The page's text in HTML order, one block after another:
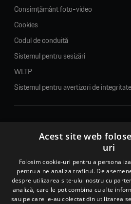
Consimțământ foto-video
Cookies
Codul de conduită
Sistemul pentru sesizări
WLTP
Sistemul pentru avertizori de integritate
© 2026. Porsche Inter Auto Romania. Toate
Porsche Inter Auto Romania SRL
RO22188461 J2007002067233
B-dul Pipera, nr. 2, Sala 1, Etaj 2,
social
B-dul Pipera, nr. 1/X, Centrul Porsche
Acest site web
uri
Folosim cookie-uri pentru a
pentru a ne analiza traficul. De
despre utilizarea site-ului nostru cu
analiză, care le pot combina cu alte
sau pe care le-au colectat din utilizarea